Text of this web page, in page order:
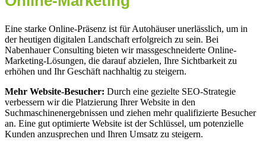
Eine starke Online-Präsenz ist für Autohäuser unerlässlich, um in
der heutigen digitalen Landschaft erfolgreich zu sein. Bei
Nabenhauer Consulting bieten wir massgeschneiderte Online-
Marketing-Lösungen, die darauf abzielen, Ihre Sichtbarkeit zu
erhöhen und Ihr Geschäft nachhaltig zu steigern.
Mehr Website-Besucher: Durch eine gezielte SEO-Strategie
verbessern wir die Platzierung Ihrer Website in den
Suchmaschinenergebnissen und ziehen mehr qualifizierte Besucher
an. Eine gut optimierte Website ist der Schlüssel, um potenzielle
Kunden anzusprechen und Ihren Umsatz zu steigern.